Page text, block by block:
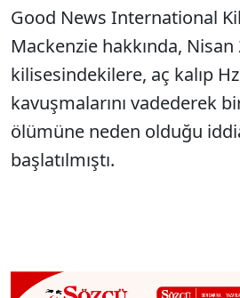
Good News International
Mackenzie hakkında, Nisan
kilisesindekilere, aç kalıp
kavuşmalarını vadederek
ölümüne neden olduğu
başlatılmıştı.